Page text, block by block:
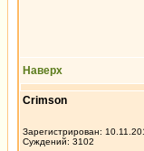
Наверх
Crimson
Зарегистрирован:
Суждений: 3102